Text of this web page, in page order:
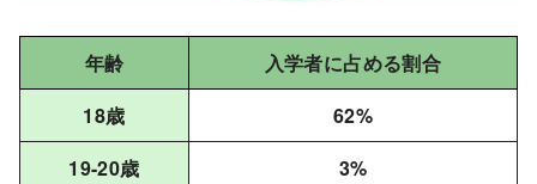
年齢
入学者に占める割合
18歳
62%
19-20歳
3%